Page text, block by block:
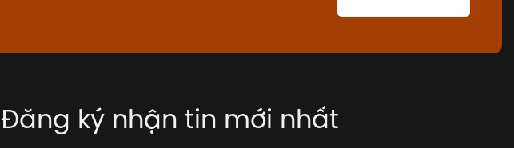
Đăng ký nhận tin mới nhất